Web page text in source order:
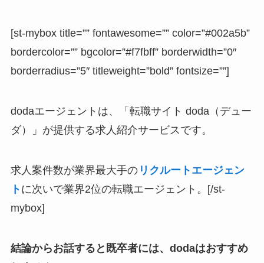
[st-mybox title=”” fontawesome=”” color=”#002a5b”
bordercolor=”” bgcolor=”#f7fbff” borderwidth=”0″
borderradius=”5″ titleweight=”bold” fontsize=””]
dodaエージェントは、「転職サイト doda（デュー
ダ）」が提供する求人紹介サービスです。
求人案件数が業界最大手の リクルートエージェン
ト に次いで業界2位の転職エージェント。[/st-
mybox]
結論からお話すると既卒者には、dodaはおすすめ